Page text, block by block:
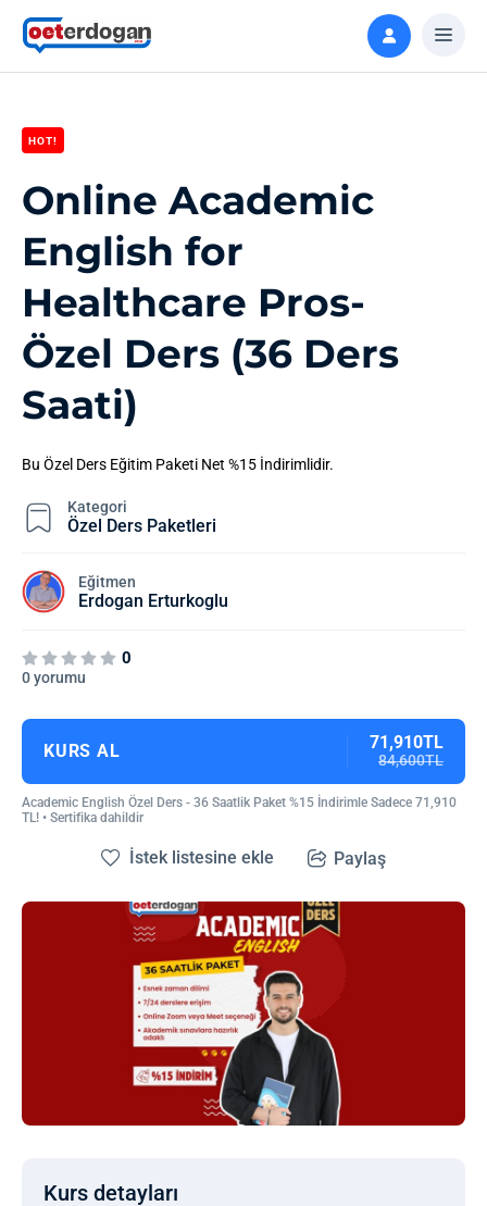
HOT!
Kategori
Özel Ders Paketleri
Eğitmen
Erdogan Erturkoglu
0
0 yorumu
Online Academic
English for
Healthcare Pros-
Özel Ders (36 Ders
Saati)
Bu Özel Ders Eğitim Paketi Net %15 İndirimlidir.
KURS AL 71,910TL
84,600TL
Academic English Özel Ders - 36 Saatlik Paket %15 İndirimle Sadece 71,910
TL! • Sertifika dahildir
İstek listesine ekle Paylaş
Kurs detayları